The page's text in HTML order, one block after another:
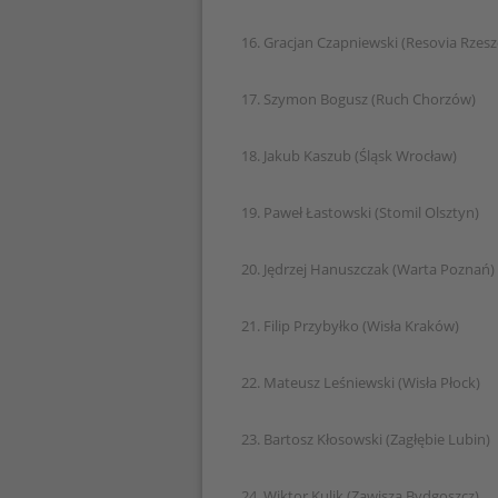
16. Gracjan Czapniewski (Resovia
17. Szymon Bogusz (Ruch Chorzów)
18. Jakub Kaszub (Śląsk Wrocław)
19. Paweł Łastowski (Stomil Olsztyn)
20. Jędrzej Hanuszczak (Warta Poznań)
21. Filip Przybyłko (Wisła Kraków)
22. Mateusz Leśniewski (Wisła Płock)
23. Bartosz Kłosowski (Zagłębie Lubin)